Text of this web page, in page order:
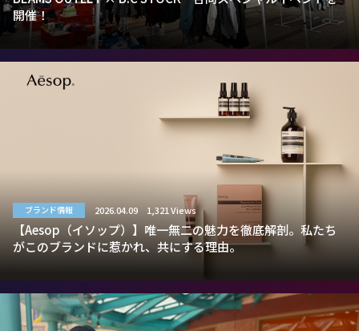
開催！
ブランド情報 2026.04.09 1,321 Views
【Aesop（イソップ）】唯一無二の魅力を徹底解剖。私たち
がこのブランドに惹かれ、共にする理由。